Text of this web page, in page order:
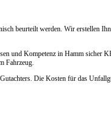
beurteilt werden. Wir erstellen
und Kompetenz in Hamm
Fahrzeug.
Die Kosten für das